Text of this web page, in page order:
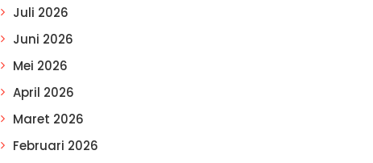
Juli 2026
Juni 2026
Mei 2026
April 2026
Maret 2026
Februari 2026